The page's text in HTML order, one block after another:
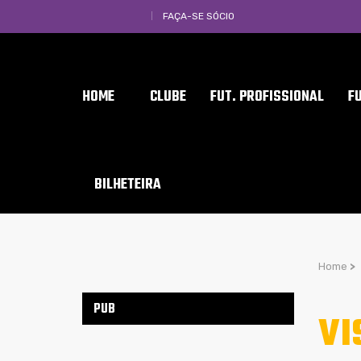
FAÇA-SE SÓCIO
HOME CLUBE FUT. PROFISSIONAL
BILHETEIRA
Home >
PUB